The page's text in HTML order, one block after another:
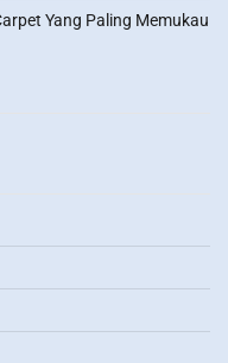
Yang Paling Memukau